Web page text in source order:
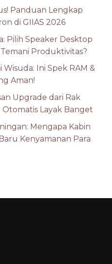
Panduan Lengkap
di GIIAS 2026
Pilih Speaker Desktop
Produktivitas?
Wisuda: Ini Spek RAM &
Aman!
Upgrade dari Rak
Otomatis Layak Banget
Mengapa Kabin
Kenyamanan Para